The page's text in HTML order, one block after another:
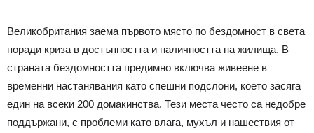
Великобритания заема първото място по бездомност в света
поради криза в достъпността и наличността на жилища. В
страната бездомността предимно включва живеене в
временни настанявания като спешни подслони, което засяга
един на всеки 200 домакинства. Тези места често са недобре
поддържани, с проблеми като влага, мухъл и нашествия от